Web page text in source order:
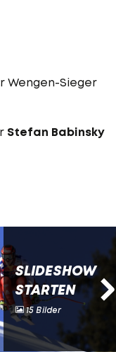
Wengen-Sieger
Stefan Babinsky
SLIDESHOW
STARTEN
15 Bilder